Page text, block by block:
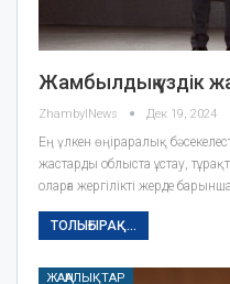
Жамбылдық үздік
ZhambylNews Дек 19, 2024
Ең үлкен өңіраралық
жастарды облыста ұстау,
оларға жергілікті жерде
ТОЛЫҒЫРАҚ...
ЖАҢАЛЫҚТАР